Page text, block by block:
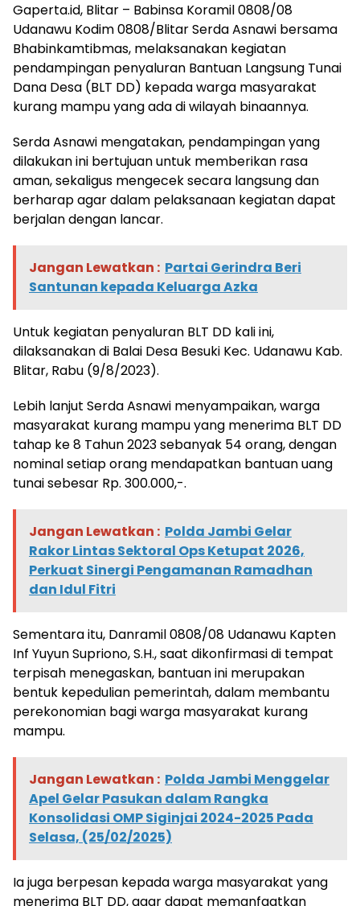
Gaperta.id, Blitar – Babinsa Koramil 0808/08
Udanawu Kodim 0808/Blitar Serda Asnawi bersama
Bhabinkamtibmas, melaksanakan kegiatan
pendampingan penyaluran Bantuan Langsung Tunai
Dana Desa (BLT DD) kepada warga masyarakat
kurang mampu yang ada di wilayah binaannya.
Serda Asnawi mengatakan, pendampingan yang
dilakukan ini bertujuan untuk memberikan rasa
aman, sekaligus mengecek secara langsung dan
berharap agar dalam pelaksanaan kegiatan dapat
berjalan dengan lancar.
Jangan Lewatkan : Partai Gerindra Beri
Santunan kepada Keluarga Azka
Untuk kegiatan penyaluran BLT DD kali ini,
dilaksanakan di Balai Desa Besuki Kec. Udanawu Kab.
Blitar, Rabu (9/8/2023).
Lebih lanjut Serda Asnawi menyampaikan, warga
masyarakat kurang mampu yang menerima BLT DD
tahap ke 8 Tahun 2023 sebanyak 54 orang, dengan
nominal setiap orang mendapatkan bantuan uang
tunai sebesar Rp. 300.000,-.
Jangan Lewatkan : Polda Jambi Gelar
Rakor Lintas Sektoral Ops Ketupat 2026,
Perkuat Sinergi Pengamanan Ramadhan
dan Idul Fitri
Sementara itu, Danramil 0808/08 Udanawu Kapten
Inf Yuyun Supriono, S.H., saat dikonfirmasi di tempat
terpisah menegaskan, bantuan ini merupakan
bentuk kepedulian pemerintah, dalam membantu
perekonomian bagi warga masyarakat kurang
mampu.
Jangan Lewatkan : Polda Jambi Menggelar
Apel Gelar Pasukan dalam Rangka
Konsolidasi OMP Siginjai 2024-2025 Pada
Selasa, (25/02/2025)
Ia juga berpesan kepada warga masyarakat yang
menerima BLT DD, agar dapat memanfaatkan